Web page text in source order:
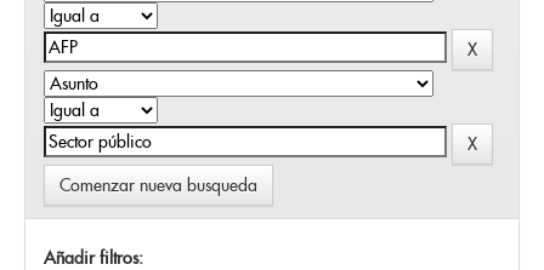
Comenzar nueva busqueda
Añadir filtros: